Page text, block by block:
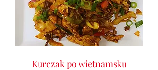
Kurczak po wietnamsku